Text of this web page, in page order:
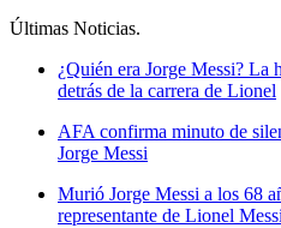
Últimas Noticias.
¿Quién era Jorge Messi? La
detrás de la carrera de Lionel
AFA confirma minuto de
Jorge Messi
Murió Jorge Messi a los 68
representante de Lionel